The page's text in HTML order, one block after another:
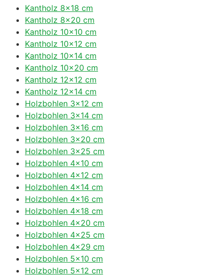
Kantholz 8×18 cm
Kantholz 8×20 cm
Kantholz 10×10 cm
Kantholz 10×12 cm
Kantholz 10×14 cm
Kantholz 10×20 cm
Kantholz 12×12 cm
Kantholz 12×14 cm
Holzbohlen 3×12 cm
Holzbohlen 3×14 cm
Holzbohlen 3×16 cm
Holzbohlen 3×20 cm
Holzbohlen 3×25 cm
Holzbohlen 4×10 cm
Holzbohlen 4×12 cm
Holzbohlen 4×14 cm
Holzbohlen 4×16 cm
Holzbohlen 4×18 cm
Holzbohlen 4×20 cm
Holzbohlen 4×25 cm
Holzbohlen 4×29 cm
Holzbohlen 5×10 cm
Holzbohlen 5×12 cm